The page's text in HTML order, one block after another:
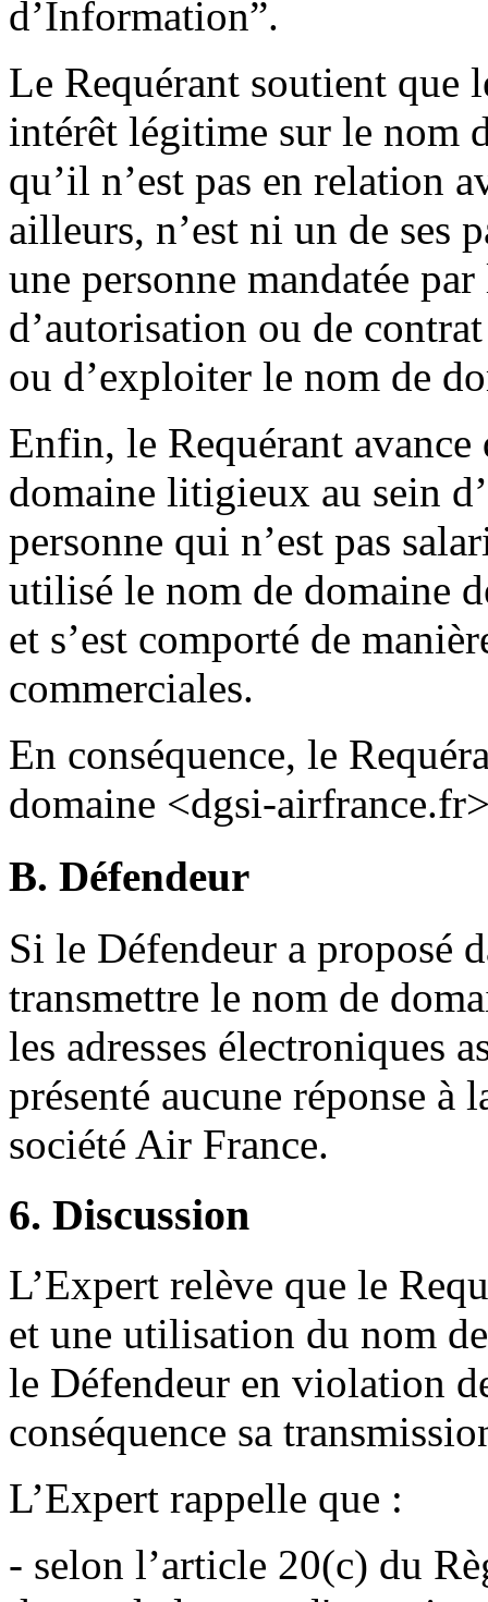
d’Information”.
Le Requérant soutient que
intérêt légitime sur le nom
qu’il n’est pas en relation
ailleurs, n’est ni un de ses
une personne mandatée
d’autorisation ou de
ou d’exploiter le nom de
Enfin, le Requérant
domaine litigieux au sein
personne qui n’est pas
utilisé le nom de domaine
et s’est comporté de
commerciales.
En conséquence, le
domaine <dgsi-
B. Défendeur
Si le Défendeur a proposé
transmettre le nom de
les adresses électroniques
présenté aucune réponse à
société Air France.
6. Discussion
L’Expert relève que le
et une utilisation du nom
le Défendeur en violation
conséquence sa
L’Expert rappelle que :
- selon l’article 20(c) du